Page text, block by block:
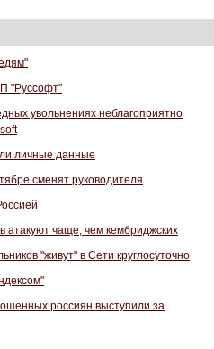
"Руссофт"
увольнениях неблагоприятно
личные данные
сменят руководителя
атакуют чаще, чем кембриджских
"живут" в Сети круглосуточно
россиян выступили за